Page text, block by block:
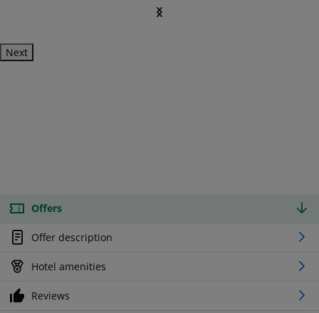
Next
Offers
Offer description
Hotel amenities
Reviews